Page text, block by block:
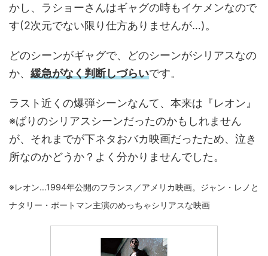
かし、ラショーさんはギャグの時もイケメンなので
す(2次元でない限り仕方ありませんが…)。
どのシーンがギャグで、どのシーンがシリアスなの
か、 緩急がなく判断しづらいです。
ラスト近くの爆弾シーンなんて、本来は『レオン』
※ばりのシリアスシーンだったのかもしれません
が、それまでが下ネタおバカ映画だったため、泣き
所なのかどうか？よく分かりませんでした。
※レオン…1994年公開のフランス／アメリカ映画。ジャン・レノと
ナタリー・ポートマン主演のめっちゃシリアスな映画